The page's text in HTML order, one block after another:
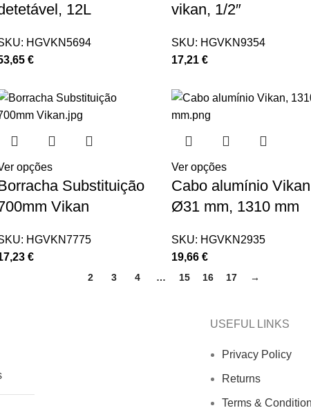
12L
HGVKN5694
€
vikan, 1/2″
SKU: HGVKN9354
17,21 €
opções
Substituição
Vikan
HGVKN7775
€
Ver opções
Cabo alumínio
Ø31 mm, 1310 mm
SKU: HGVKN2935
19,66 €
2 3 4 … 15 16 17 →
USEFUL LINKS
Privacy Policy
Returns
Terms &